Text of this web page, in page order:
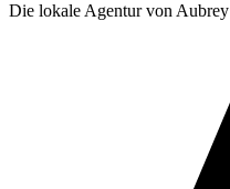
Die lokale Agentur von Aubrey